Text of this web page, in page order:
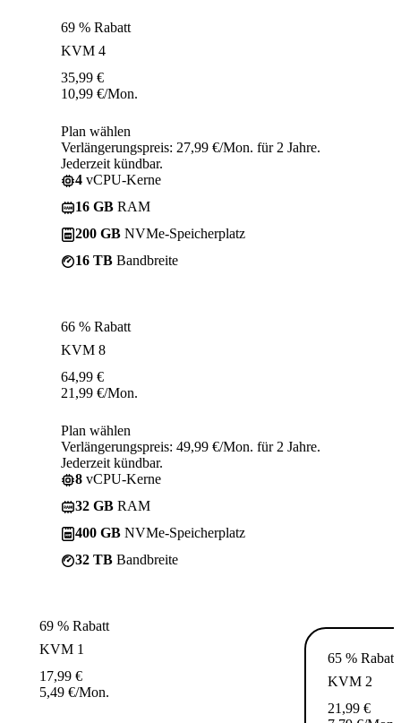
69 % Rabatt
KVM 4
35,99 €
10,99 €/Mon.
Plan wählen
Verlängerungspreis: 27,99 €/Mon. für 2 Jahre.
Jederzeit kündbar.
4 vCPU-Kerne
16 GB RAM
200 GB NVMe-Speicherplatz
16 TB Bandbreite
66 % Rabatt
KVM 8
64,99 €
21,99 €/Mon.
Plan wählen
Verlängerungspreis: 49,99 €/Mon. für 2 Jahre.
Jederzeit kündbar.
8 vCPU-Kerne
32 GB RAM
400 GB NVMe-Speicherplatz
32 TB Bandbreite
69 % Rabatt
KVM 1
17,99 €
5,49 €/Mon.
65 % Rabatt
KVM 2
21,99 €